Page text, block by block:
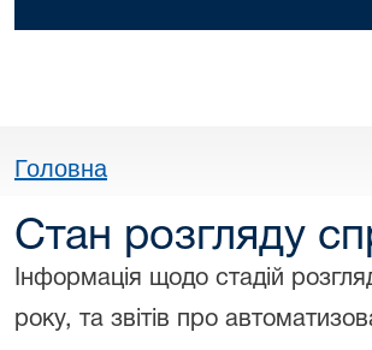
Головна
Стан розгляду
Інформація щодо стадій
року, та звітів про